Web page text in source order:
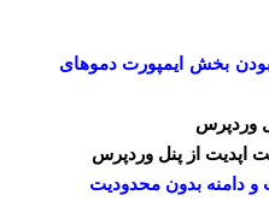
بخش ایمپورت دموهای
وردپرس
دامنه بدون محدودیت